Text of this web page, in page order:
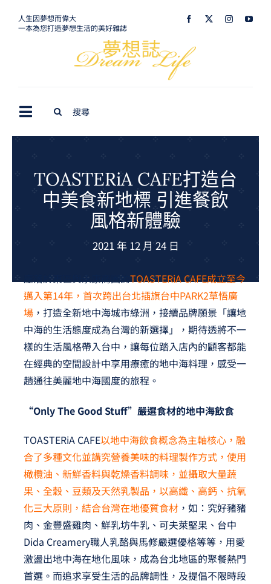
人生因夢想而偉大
一本為您打造夢想生活的美好雜誌
Toggle
Navigation
生活美學
室內設計
夢想TV
GCU大賽
夢想購物
TOASTERiA CAFE打造台
中美食新地標 引進餐飲
風格新體驗
2021 年 12 月 24 日
座落於東區與永康商圈的TOASTERiA CAFE成立至今
邁入第14年，首次跨出台北插旗台中PARK2草悟廣
場，打造全新地中海城市綠洲，接續品牌願景「讓地
中海的生活態度成為台灣的新選擇」，期待透將不一
樣的生活風格帶入台中，讓每位踏入店內的顧客都能
在經典的空間設計中享用療癒的地中海料理，感受一
趟通往美麗地中海國度的旅程。
“Only The Good Stuff”嚴選食材的地中海飲食
TOASTERiA CAFE以地中海飲食概念為主軸核心，融
合了多種文化並講究營養美味的料理製作方式，使用
橄欖油、新鮮香料與乾燥香料調味，並攝取大量蔬
果、全穀、豆類及天然乳製品，以高纖、高鈣、抗氧
化三大原則，結合台灣在地優質食材，如：究好豬豬
肉、金豐盛雞肉、鮮乳坊牛乳、可夫萊堅果、台中
Dida Creamery職人乳酪與馬修嚴選優格等等，用愛
激盪出地中海在地化風味，成為台北地區的聚餐熱門
首選。而追求享受生活的品牌調性，及提倡不限時段